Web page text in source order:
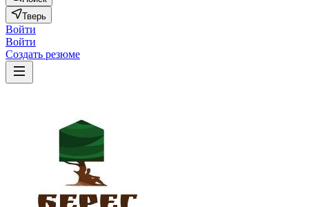
Тверь
Войти
Войти
Создать резюме